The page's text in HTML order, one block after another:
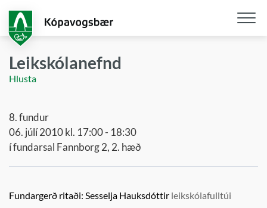
aðalefni
Leikskólanefnd
Hlusta
8. fundur
06. júlí 2010 kl. 17:00 - 18:30
í fundarsal Fannborg 2, 2. hæð
Fundargerð ritaði: Sesselja Hauksdóttir leikskólafulltúi
Opna